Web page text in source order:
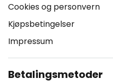
Cookies og personvern
Kjøpsbetingelser
Impressum
Betalingsmetoder